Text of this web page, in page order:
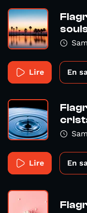
Lire En
Lire En